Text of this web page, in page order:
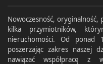
Nowoczesność,
kilka przymiotników,
nieruchomości. Od
poszerzając zakres naszej
nawiązać współpracę z